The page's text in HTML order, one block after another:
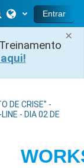
×
Alternar entrada
Entrar
DE CRISE" -
- DIA 02 DE